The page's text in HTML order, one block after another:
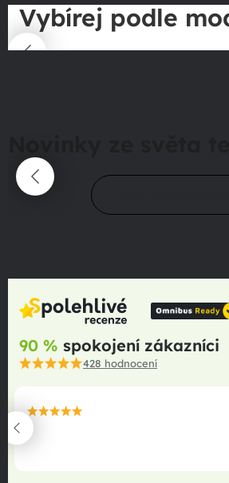
Vybírej podle
90 % spokojení zákazníci
428 hodnocení
maximální spokojenost
22.06.2025